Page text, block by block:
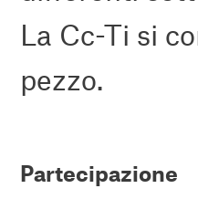
La Cc-Ti si
pezzo.
Partecipazione